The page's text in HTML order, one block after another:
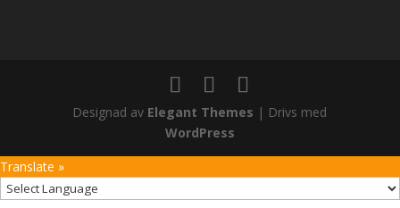
Designad av Elegant Themes | Drivs med
WordPress
Translate »